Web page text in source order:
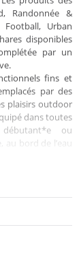
Randonnée &
Urban
disponibles
par un
fins et
par des
plaisirs outdoor
dans toutes
ou
au bord de l’eau